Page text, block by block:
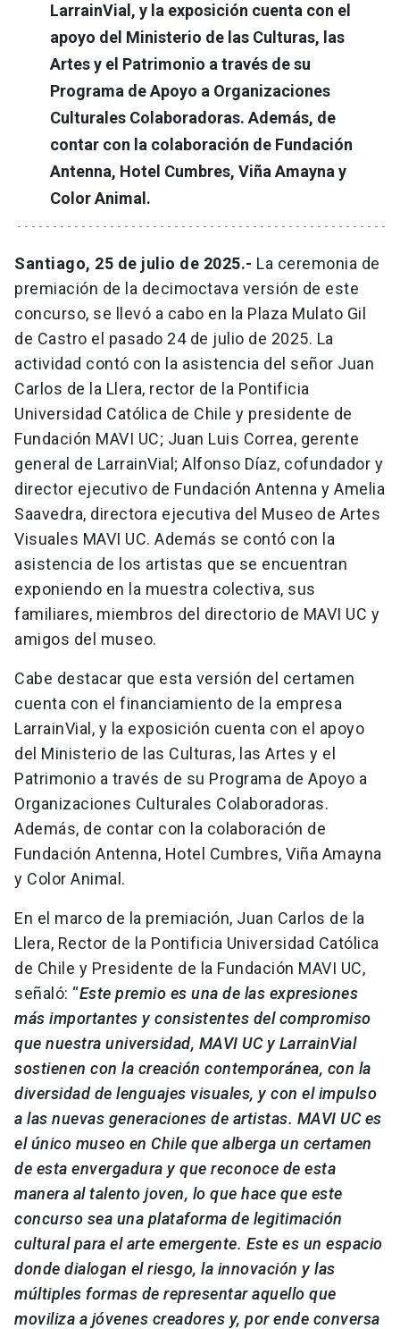
LarrainVial, y la exposición cuenta con el
apoyo del Ministerio de las Culturas, las
Artes y el Patrimonio a través de su
Programa de Apoyo a Organizaciones
Culturales Colaboradoras. Además, de
contar con la colaboración de Fundación
Antenna, Hotel Cumbres, Viña Amayna y
Color Animal.
Santiago, 25 de julio de 2025.- La ceremonia de
premiación de la decimoctava versión de este
concurso, se llevó a cabo en la Plaza Mulato Gil
de Castro el pasado 24 de julio de 2025. La
actividad contó con la asistencia del señor Juan
Carlos de la Llera, rector de la Pontificia
Universidad Católica de Chile y presidente de
Fundación MAVI UC; Juan Luis Correa, gerente
general de LarrainVial; Alfonso Díaz, cofundador y
director ejecutivo de Fundación Antenna y Amelia
Saavedra, directora ejecutiva del Museo de Artes
Visuales MAVI UC. Además se contó con la
asistencia de los artistas que se encuentran
exponiendo en la muestra colectiva, sus
familiares, miembros del directorio de MAVI UC y
amigos del museo.
Cabe destacar que esta versión del certamen
cuenta con el financiamiento de la empresa
LarrainVial, y la exposición cuenta con el apoyo
del Ministerio de las Culturas, las Artes y el
Patrimonio a través de su Programa de Apoyo a
Organizaciones Culturales Colaboradoras.
Además, de contar con la colaboración de
Fundación Antenna, Hotel Cumbres, Viña Amayna
y Color Animal.
En el marco de la premiación, Juan Carlos de la
Llera, Rector de la Pontificia Universidad Católica
de Chile y Presidente de la Fundación MAVI UC,
señaló: “Este premio es una de las expresiones
más importantes y consistentes del compromiso
que nuestra universidad, MAVI UC y LarrainVial
sostienen con la creación contemporánea, con la
diversidad de lenguajes visuales, y con el impulso
a las nuevas generaciones de artistas. MAVI UC es
el único museo en Chile que alberga un certamen
de esta envergadura y que reconoce de esta
manera al talento joven, lo que hace que este
concurso sea una plataforma de legitimación
cultural para el arte emergente. Este es un espacio
donde dialogan el riesgo, la innovación y las
múltiples formas de representar aquello que
moviliza a jóvenes creadores y, por ende conversa